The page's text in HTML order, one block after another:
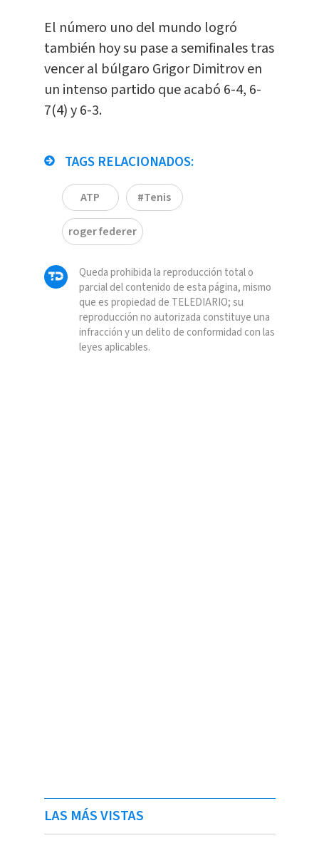
El número uno del mundo logró
también hoy su pase a semifinales tras
vencer al búlgaro Grigor Dimitrov en
un intenso partido que acabó 6-4, 6-
7(4) y 6-3.
TAGS RELACIONADOS:
ATP #Tenis
roger federer
Queda prohibida la reproducción total o
parcial del contenido de esta página, mismo
que es propiedad de TELEDIARIO; su
reproducción no autorizada constituye una
infracción y un delito de conformidad con las
leyes aplicables.
LAS MÁS VISTAS